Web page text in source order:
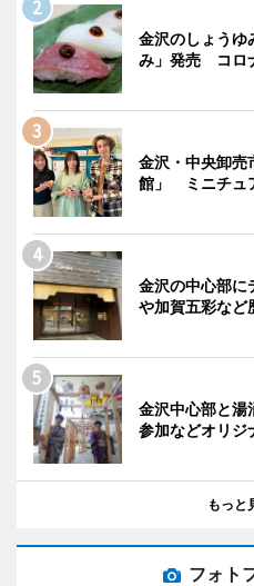
金沢のしょうゆ
み」発売 コロ
金沢・中央卸売
館」 ミニチュ
金沢の中心部に
や加賀五彩など
金沢中心部と
参加などオリ
もっと
フォト